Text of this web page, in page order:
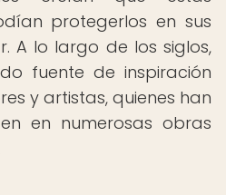
protegerlos en sus
A lo largo de los siglos,
fuente de inspiración
y artistas, quienes han
en numerosas obras